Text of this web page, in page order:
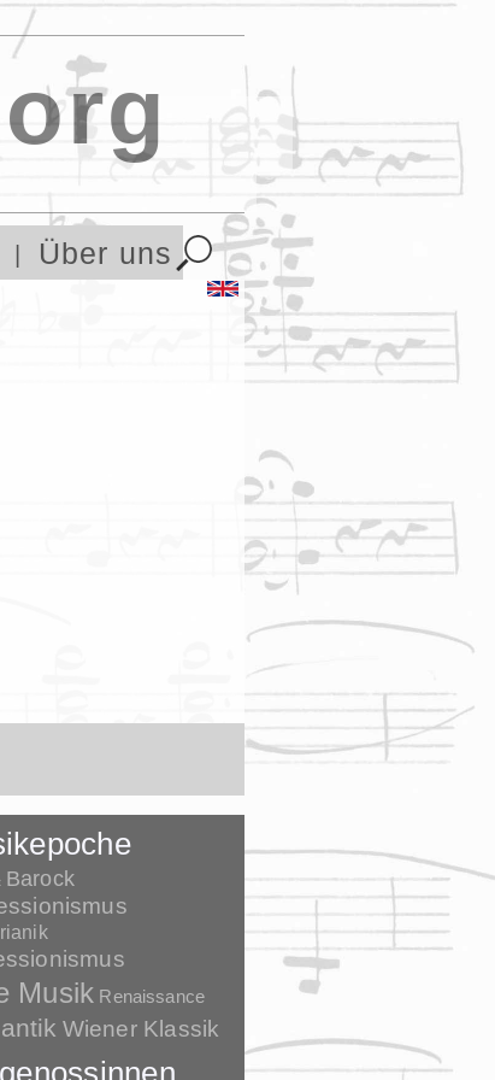
Über uns
Barock
Musik Renaissance
Wiener Klassik